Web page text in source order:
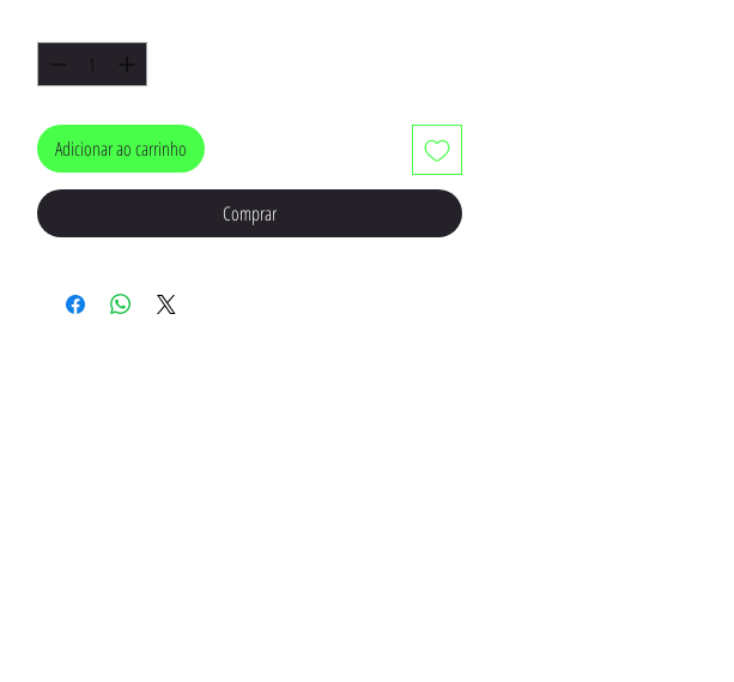
Adicionar ao carrinho
Comprar